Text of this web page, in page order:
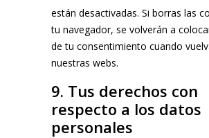
están desactivadas. Si borras las
tu navegador, se volverán a
de tu consentimiento cuando
nuestras webs.
9. Tus derechos con
respecto a los datos
personales